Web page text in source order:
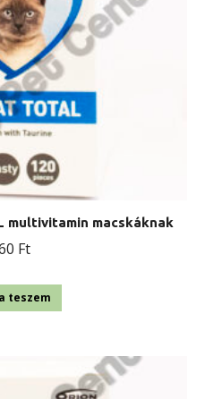
multivitamin macskáknak
Ft
teszem